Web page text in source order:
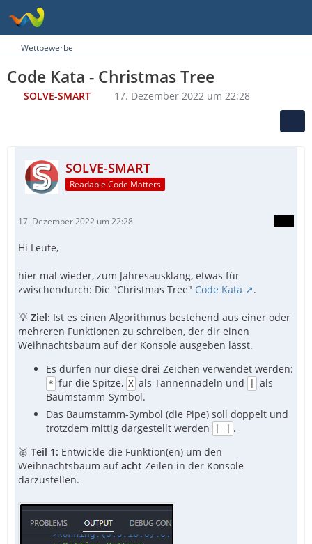
Wettbewerbe
Code Kata - Christmas Tree
SOLVE-SMART 17. Dezember 2022 um 22:28
SOLVE-SMART
Readable Code Matters
17. Dezember 2022 um 22:28
Hi Leute,
hier mal wieder, zum Jahresausklang, etwas für
zwischendurch: Die "Christmas Tree" Code Kata .
💡 Ziel: Ist es einen Algorithmus bestehend aus einer oder
mehreren Funktionen zu schreiben, der dir einen
Weihnachtsbaum auf der Konsole ausgeben lässt.
Es dürfen nur diese drei Zeichen verwendet werden:
* für die Spitze, X als Tannennadeln und
als
Baumstamm-Symbol.
Das Baumstamm-Symbol (die Pipe) soll doppelt und
trotzdem mittig dargestellt werden
.
🥈 Teil 1: Entwickle die Funktion(en) um den
Weihnachtsbaum aufacht Zeilen in der Konsole
darzustellen.